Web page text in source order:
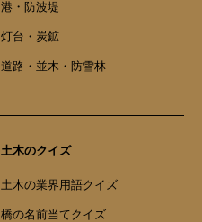
港・防波堤
灯台・炭鉱
道路・並木・防雪林
土木のクイズ
土木の業界用語クイズ
橋の名前当てクイズ